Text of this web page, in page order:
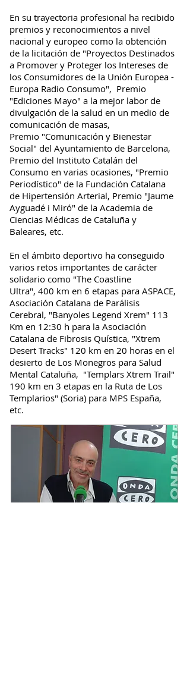
En su trayectoria profesional ha recibido
premios y reconocimientos a nivel
nacional y europeo como la obtención
de la licitación de "Proyectos Destinados
a Promover y Proteger los Intereses de
los Consumidores de la Unión Europea -
Europa Radio Consumo", Premio
"Ediciones Mayo" a la mejor labor de
divulgación de la salud en un medio de
comunicación de masas,
Premio "Comunicación y Bienestar
Social" del Ayuntamiento de Barcelona,
Premio del Instituto Catalán del
Consumo en varias ocasiones, "Premio
Periodístico" de la Fundación Catalana
de Hipertensión Arterial, Premio "Jaume
Ayguadé i Miró" de la Academia de
Ciencias Médicas de Cataluña y
Baleares, etc.
En el ámbito deportivo ha conseguido
varios retos importantes de carácter
solidario como "The Coastline
Ultra", 400 km en 6 etapas para ASPACE,
Asociación Catalana de Parálisis
Cerebral, "Banyoles Legend Xrem" 113
Km en 12:30 h para la Asociación
Catalana de Fibrosis Quística, "Xtrem
Desert Tracks" 120 km en 20 horas en el
desierto de Los Monegros para Salud
Mental Cataluña, "Templars Xtrem Trail"
190 km en 3 etapas en la Ruta de Los
Templarios" (Soria) para MPS España,
etc.